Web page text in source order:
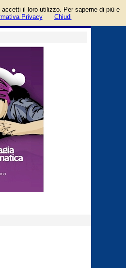
guida
il loro utilizzo. Per saperne di più e
Privacy Chiudi